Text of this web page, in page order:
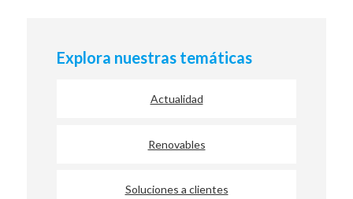
Explora nuestras temáticas
Actualidad
Renovables
Soluciones a clientes